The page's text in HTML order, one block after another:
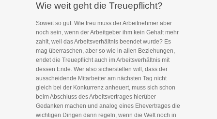
Wie weit geht die Treuepflicht?
Soweit so gut. Wie treu muss der Arbeitnehmer aber
noch sein, wenn der Arbeitgeber ihm kein Gehalt mehr
zahlt, weil das Arbeitsverhältnis beendet wurde? Es
mag überraschen, aber so wie in allen Beziehungen,
endet die Treuepflicht auch im Arbeitsverhältnis mit
dessen Ende. Wer also sicherstellen will, dass der
ausscheidende Mitarbeiter am nächsten Tag nicht
gleich bei der Konkurrenz anheuert, muss sich schon
beim Abschluss des Arbeitsvertrages hierüber
Gedanken machen und analog eines Ehevertrages die
wichtigen Dingen dann regeln, wenn die Welt noch in